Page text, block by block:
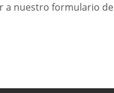
a nuestro formulario de